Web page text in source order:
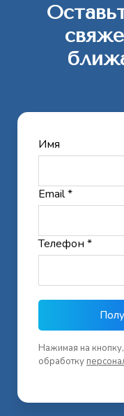
Имя
Email *
Телефон *
Нажимая на
обработку